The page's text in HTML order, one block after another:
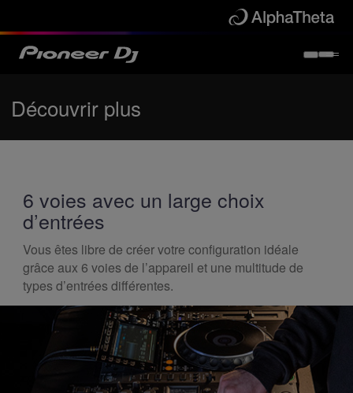
Découvrir plus
6 voies avec un large choix
d’entrées
Vous êtes libre de créer votre configuration idéale
grâce aux 6 voies de l’appareil et une multitude de
types d’entrées différentes.